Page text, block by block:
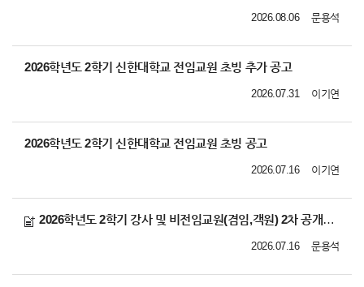
문용석
2026.08.06
2026학년도 2학기 신한대학교 전임교원 초빙 추가 공고
이기연
2026.07.31
2026학년도 2학기 신한대학교 전임교원 초빙 공고
이기연
2026.07.16
2026학년도 2학기 강사 및 비전임교원(겸임,객원) 2차 공개채용 공고
문용석
2026.07.16